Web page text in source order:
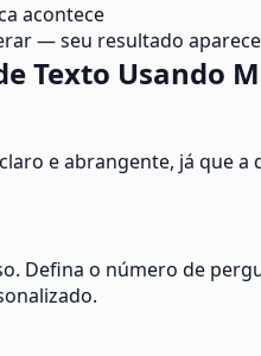
acontece
— seu resultado
Texto Usando
e abrangente, já que
Defina o número de